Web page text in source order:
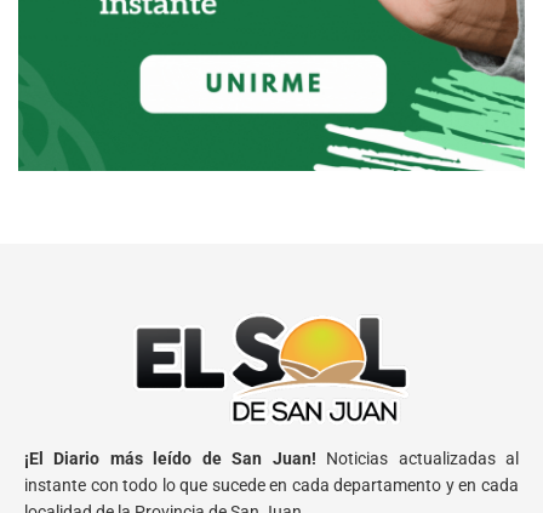
¡El Diario más leído de San Juan! Noticias actualizadas al
instante con todo lo que sucede en cada departamento y en cada